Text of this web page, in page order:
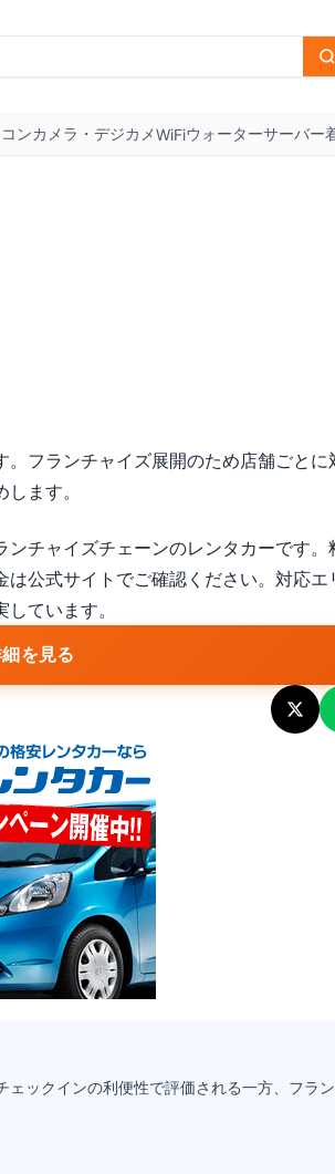
ンカメラ・デジカメWiFiウォーターサーバー
フランチャイズ展開のため店舗ごとに
ます。
チャイズチェーンのレンタカーです。
公式サイトでご確認ください。対応エ
ています。
を見る
ックインの利便性で評価される一方、フラ